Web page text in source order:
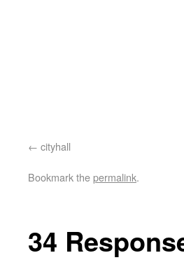
cityhall
Bookmark thepermalink.
34